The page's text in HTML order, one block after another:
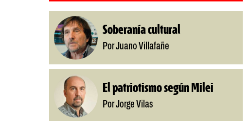
Soberanía cultural
Por Juano Villafañe
El patriotismo según Milei
Por Jorge Vilas